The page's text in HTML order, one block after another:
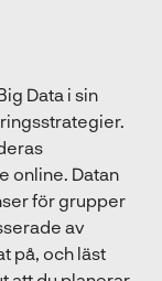
Data i sin
online. Datan
för grupper
av
på, och läst